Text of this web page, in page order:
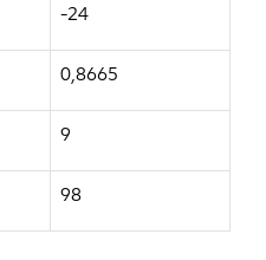
-24
0,8665
9
98